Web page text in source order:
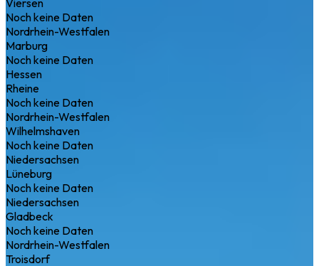
Noch keine Daten
Nordrhein-Westfalen
Marburg
Noch keine Daten
Hessen
Rheine
Noch keine Daten
Nordrhein-Westfalen
Wilhelmshaven
Noch keine Daten
Niedersachsen
Lüneburg
Noch keine Daten
Niedersachsen
Gladbeck
Noch keine Daten
Nordrhein-Westfalen
Troisdorf